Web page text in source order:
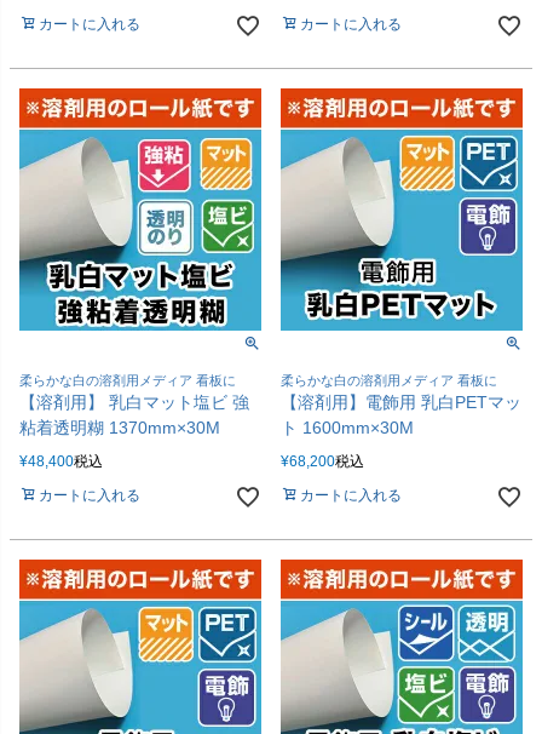
カートに入れる カートに入れる
柔らかな白の溶剤用メディア 看板に
【溶剤用】 乳白マット塩ビ 強
粘着透明糊 1370mm×30M
¥48,400税込
カートに入れる
柔らかな白の溶剤用メディア 看板に
【溶剤用】電飾用 乳白PETマッ
ト 1600mm×30M
¥68,200税込
カートに入れる